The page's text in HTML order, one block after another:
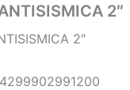
2″
2″